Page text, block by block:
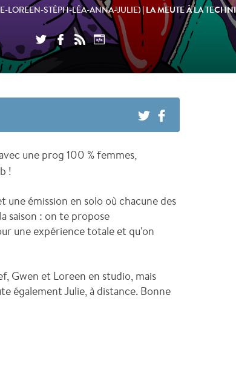
LOREEN-STÉPH-LÉA-ANNA-JULIE)| LA MEUTE À LA
une prog 100 % femmes,
!
émission en solo où chacune des
saison : on te propose
une expérience totale et qu'on
Gwen et Loreen en studio, mais
également Julie, à distance. Bonne